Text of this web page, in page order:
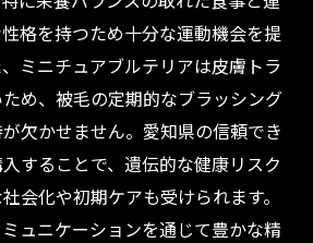
格を持つため十分な運動機会を提
ミニチュアブルテリアは皮膚トラ
め、被毛の定期的なブラッシング
欠かせません。愛知県の信頼でき
することで、遺伝的な健康リスク
会化や初期ケアも受けられます。
ュニケーションを通じて豊かな精